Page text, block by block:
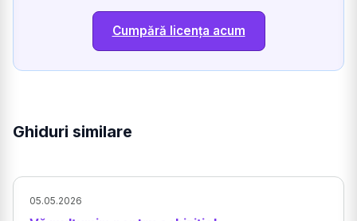
Cumpără licența acum
Ghiduri similare
05.05.2026